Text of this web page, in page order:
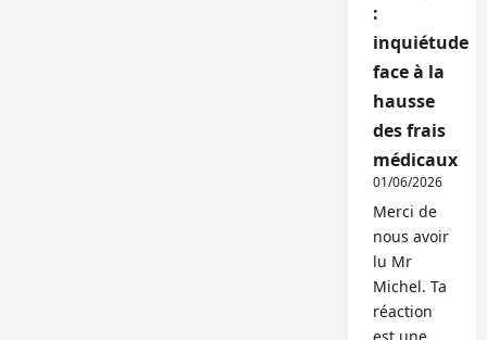
:
inquiétude
face à la
hausse
des frais
médicaux
01/06/2026
Merci de
nous avoir
lu Mr
Michel. Ta
réaction